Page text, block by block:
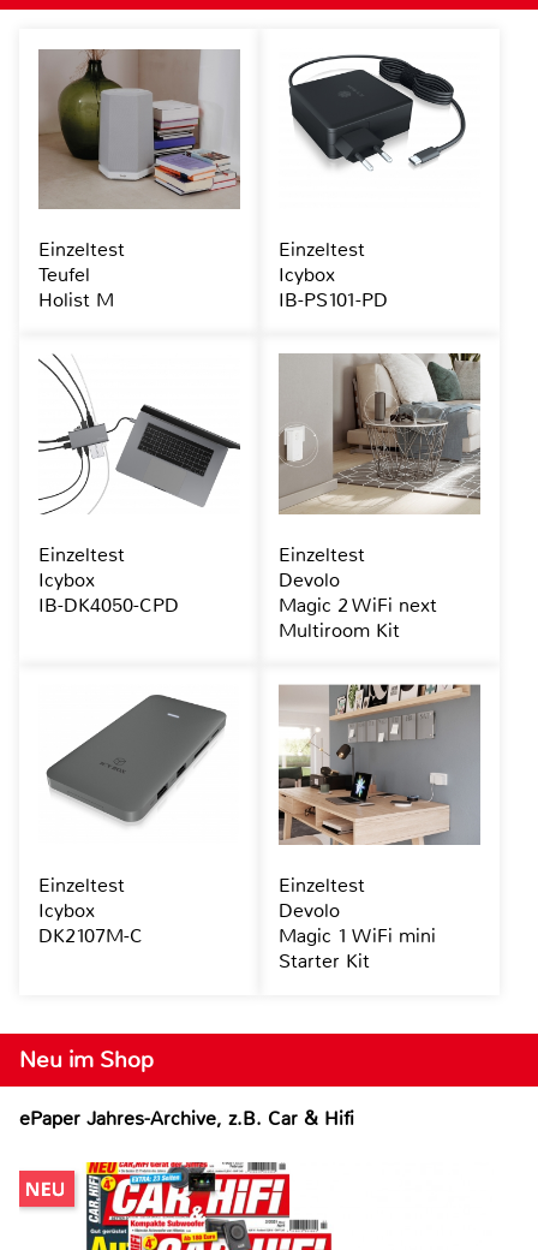
Neu im Shop
ePaper Jahres-Archive, z.B. Car & Hifi
Einzeltest
Teufel
Holist M
Einzeltest
Icybox
IB-PS101-PD
Einzeltest
Icybox
IB-DK4050-CPD
Einzeltest
Devolo
Magic 2 WiFi next
Multiroom Kit
Einzeltest
Icybox
DK2107M-C
Einzeltest
Devolo
Magic 1 WiFi mini
Starter Kit